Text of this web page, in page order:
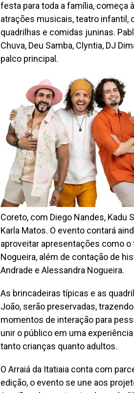
festa para toda a família, começa
atrações musicais, teatro infantil,
quadrilhas e comidas juninas.
Chuva, Deu Samba, Clyntia, DJ
palco principal.
Coreto, com Diego Nandes, Kadu
Karla Matos. O evento contará
aproveitar apresentações como
Nogueira, além de contação de
Andrade e Alessandra Nogueira.
As brincadeiras típicas e as
João, serão preservadas,
momentos de interação para
unir o público em uma
tanto crianças quanto adultos.
O Arraiá da Itatiaia conta com
edição, o evento se une aos